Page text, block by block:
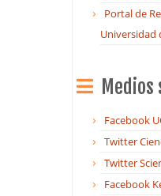
Portal de
Universidad
Medios
Facebook
Twitter
Twitter
Facebook